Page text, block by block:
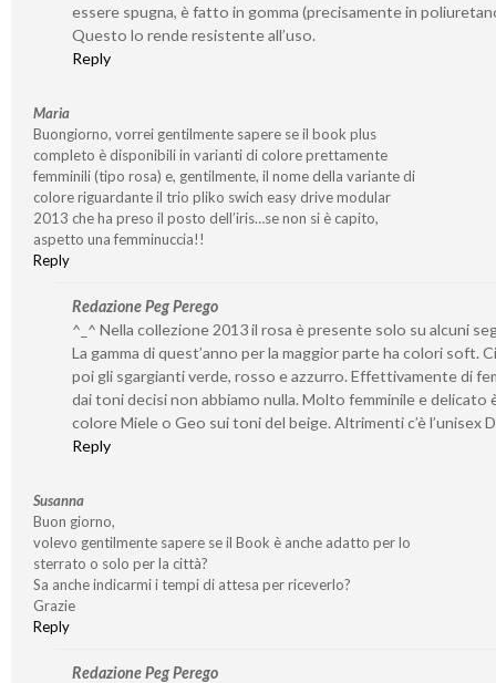
essere spugna, è fatto in gomma (precisamente in
Questo lo rende resistente all’uso.
Reply
Maria
Buongiorno, vorrei gentilmente sapere se il book plus
completo è disponibili in varianti di colore prettamente
femminili (tipo rosa) e, gentilmente, il nome della variante di
colore riguardante il trio pliko swich easy drive modular
2013 che ha preso il posto dell’iris…se non si è capito,
aspetto una femminuccia!!
Reply
Redazione Peg Perego
^_^ Nella collezione 2013 il rosa è presente solo su alcuni
La gamma di quest’anno per la maggior parte ha colori soft.
poi gli sgargianti verde, rosso e azzurro. Effettivamente di
dai toni decisi non abbiamo nulla. Molto femminile e delicato
colore Miele o Geo sui toni del beige. Altrimenti c’è l’unisex
Reply
Susanna
Buon giorno,
volevo gentilmente sapere se il Book è anche adatto per lo
sterrato o solo per la città?
Sa anche indicarmi i tempi di attesa per riceverlo?
Grazie
Reply
Redazione Peg Perego